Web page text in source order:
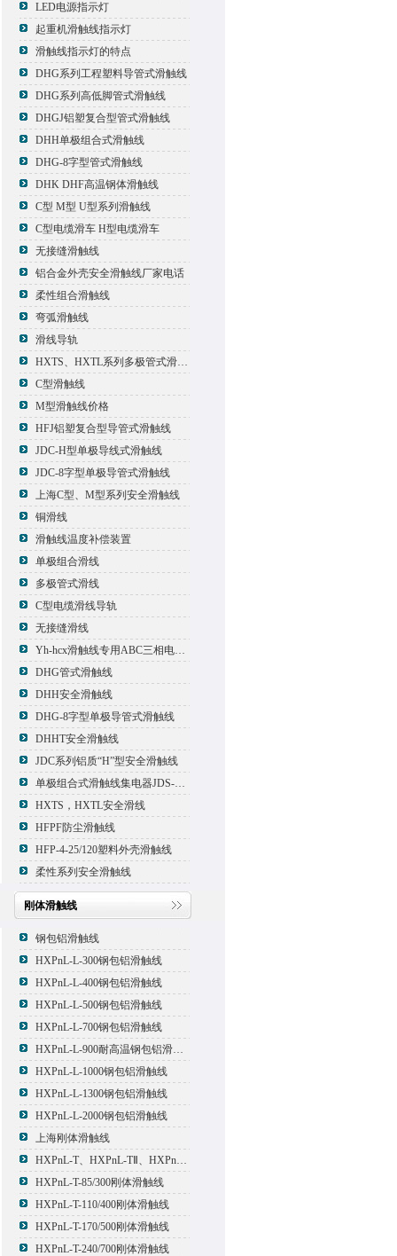
LED电源指示灯
起重机滑触线指示灯
滑触线指示灯的特点
DHG系列工程塑料导管式滑触线
DHG系列高低脚管式滑触线
DHGJ铝塑复合型管式滑触线
DHH单极组合式滑触线
DHG-8字型管式滑触线
DHK DHF高温钢体滑触线
C型 M型 U型系列滑触线
C型电缆滑车 H型电缆滑车
无接缝滑触线
铝合金外壳安全滑触线厂家电话
柔性组合滑触线
弯弧滑触线
滑线导轨
HXTS、HXTL系列多极管式滑触线报价
C型滑触线
M型滑触线价格
HFJ铝塑复合型导管式滑触线
JDC-H型单极导线式滑触线
JDC-8字型单极导管式滑触线
上海C型、M型系列安全滑触线
铜滑线
滑触线温度补偿装置
单极组合滑线
多极管式滑线
C型电缆滑线导轨
无接缝滑线
Yh-hcx滑触线专用ABC三相电压信号指示灯
DHG管式滑触线
DHH安全滑触线
DHG-8字型单极导管式滑触线
DHHT安全滑触线
JDC系列铝质“H”型安全滑触线
单极组合式滑触线集电器JDS-500*2
HXTS，HXTL安全滑线
HFPF防尘滑触线
HFP-4-25/120塑料外壳滑触线
柔性系列安全滑触线
刚体滑触线
钢包铝滑触线
HXPnL-L-300钢包铝滑触线
HXPnL-L-400钢包铝滑触线
HXPnL-L-500钢包铝滑触线
HXPnL-L-700钢包铝滑触线
HXPnL-L-900耐高温钢包铝滑触线
HXPnL-L-1000钢包铝滑触线
HXPnL-L-1300钢包铝滑触线
HXPnL-L-2000钢包铝滑触线
上海刚体滑触线
HXPnL-T、HXPnL-TⅡ、HXPnL-TⅢ系列钢体滑线
HXPnL-T-85/300刚体滑触线
HXPnL-T-110/400刚体滑触线
HXPnL-T-170/500刚体滑触线
HXPnL-T-240/700刚体滑触线